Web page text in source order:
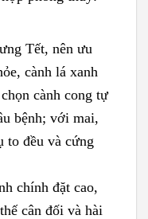
Tết, nên ưu
cành lá xanh
cành cong tự
bệnh; với mai,
to đều và cứng
chính đặt cao,
cân đối và hài